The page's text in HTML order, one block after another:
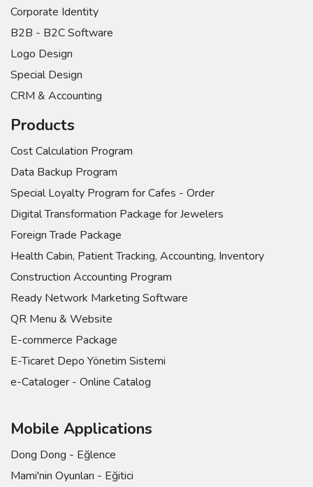
Corporate Identity
B2B - B2C Software
Logo Design
Special Design
CRM & Accounting
Products
Cost Calculation Program
Data Backup Program
Special Loyalty Program for Cafes - Order
Digital Transformation Package for Jewelers
Foreign Trade Package
Health Cabin, Patient Tracking, Accounting, Inventory
Construction Accounting Program
Ready Network Marketing Software
QR Menu & Website
E-commerce Package
E-Ticaret Depo Yönetim Sistemi
e-Cataloger - Online Catalog
Mobile Applications
Dong Dong - Eğlence
Mami'nin Oyunları - Eğitici